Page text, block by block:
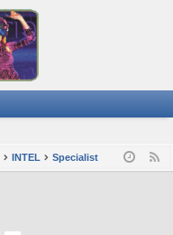
INTEL Specialist